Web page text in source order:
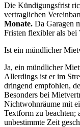
Die Kündigungsfrist
vertraglichen
Monate. Da Garagen
Fristen flexibler als bei
Ist ein mündlicher
Ja, ein mündlicher
Allerdings ist er im
dringend empfohlen,
Besonders bei
Nichtwohnräume mit
Textform zu beachten;
unbestimmte Zeit